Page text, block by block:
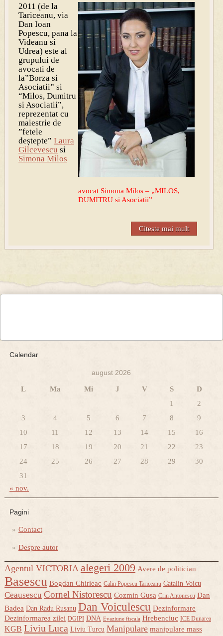
avocat Simona Milos – „MILOS,
DUMITRU si Asociatii”
2011 (de la
Tariceanu, via
Dan Ioan
Popescu, pana la
Videanu si
Udrea) este al
grupului de
avocati de
la”Borza si
Asociatii” si
“Milos, Dumitru
si Asociatii”,
reprezentat cu
maiestrie de
”fetele
deștepte” Laura
Gilcevescu si
Simona Milos
Citeste mai mult
Calendar
august 2026
L Ma Mi J V S
D
1
2
3
4 5 6 7 8
9
10
11 12 13 14 15
16
17
18 19 20 21 22
23
24
25 26 27 28 29
30
31
« nov.
Pagini
Contact
Despre autor
Agentul VICTORIA alegeri 2009 Avere de politician
Basescu Bogdan Chirieac Calin Popescu Tariceanu Catalin Voicu
Ceausescu Cornel Nistorescu Cozmin Gusa Crin Antonescu Dan
Badea Dan Radu Rusanu Dan Voiculescu Dezinformare
Dezinformarea zilei DGIPI DNA Evaziune fiscala Hrebenciuc ICE Dunarea
KGB Liviu Luca Liviu Turcu Manipulare manipulare mass